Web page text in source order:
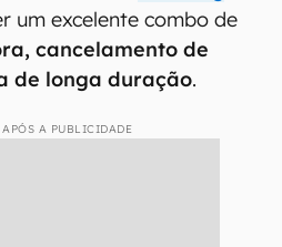
um excelente combo de
cancelamento de
de longa duração.
A PUBLICIDADE